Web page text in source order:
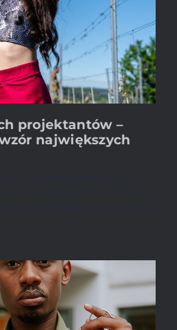
projektantów –
największych